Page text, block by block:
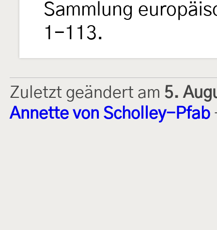
Sammlung
1-113.
Zuletzt geändert am 5.
Annette von Scholley-Pfab